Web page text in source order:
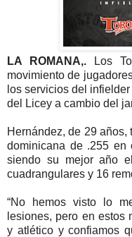
LA ROMANA,.
Los
movimiento de
los servicios del
del Licey a cambio del
Hernández, de 29
dominicana de .255 en
siendo su mejor año
cuadrangulares y 16
“No hemos visto lo
lesiones, pero en estos
y atlético y confiamos